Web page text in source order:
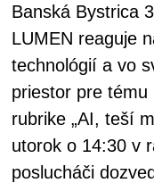
Banská Bystrica
LUMEN reaguje
technológií a vo
priestor pre tému
rubrike „AI, teší
utorok o 14:30 v
poslucháči